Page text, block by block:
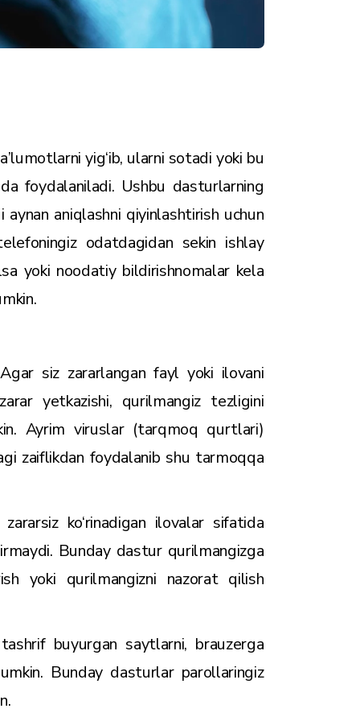
yig‘ib, ularni sotadi yoki bu
foydalaniladi. Ushbu dasturlarning
aynan aniqlashni qiyinlashtirish uchun
odatdagidan sekin ishlay
yoki noodatiy bildirishnomalar kela
siz zararlangan fayl yoki ilovani
yetkazishi, qurilmangiz tezligini
Ayrim viruslar (tarqmoq qurtlari)
zaiflikdan foydalanib shu tarmoqqa
ko‘rinadigan ilovalar sifatida
Bunday dastur qurilmangizga
yoki qurilmangizni nazorat qilish
buyurgan saytlarni, brauzerga
Bunday dasturlar parollaringiz